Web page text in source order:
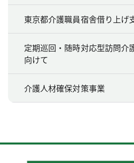
東京都介護職員宿舎借り上げ
定期巡回・随時対応型訪問介
向けて
介護人材確保対策事業